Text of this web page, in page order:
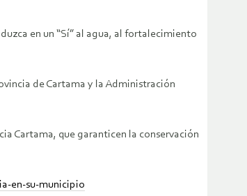
en un “Sí” al agua, al fortalecimiento
de Cartama y la Administración
Cartama, que garanticen la conservación
en-su-municipio